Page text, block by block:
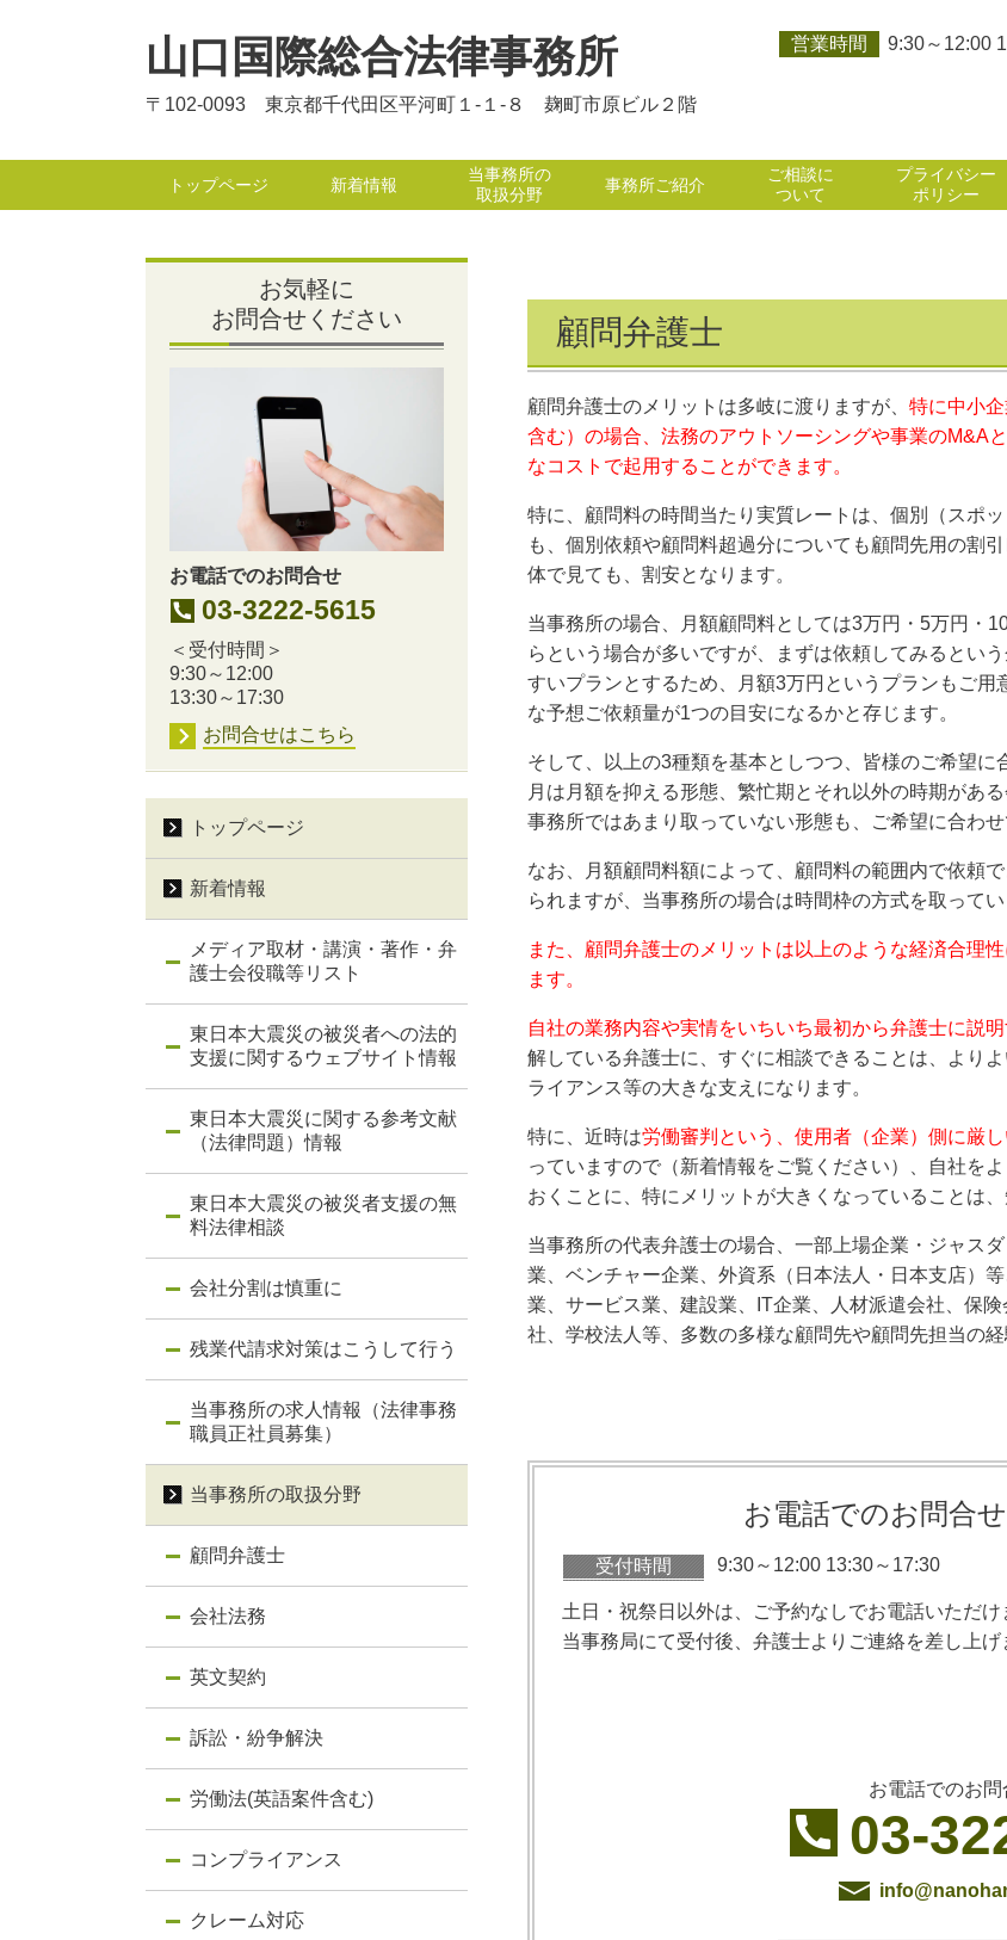
山口国際総合法律事務所
〒102-0093 東京都千代田区平河町１-１-８ 麹町市原ビル２階
営業時間 9:30～12:00
トップページ 新着情報
当事務所の
取扱分野
事務所ご紹介
ご相談に
ついて
プライバシー
ポリシー
顧問弁護士
顧問弁護士のメリットは多岐に渡りますが、 特に中小
含む）の場合、法務のアウトソーシングや事業のM&A
なコストで起用することができます。
特に、顧問料の時間当たり実質レートは、個別（スポ
も、個別依頼や顧問料超過分についても顧問先用の割
体で見ても、割安となります。
当事務所の場合、月額顧問料としては3万円・5万円・
らという場合が多いですが、まずは依頼してみるとい
すいプランとするため、月額3万円というプランもご
な予想ご依頼量が1つの目安になるかと存じます。
そして、以上の3種類を基本としつつ、皆様のご希望
月は月額を抑える形態、繁忙期とそれ以外の時期があ
事務所ではあまり取っていない形態も、ご希望に合わ
なお、月額顧問料額によって、顧問料の範囲内で依頼
られますが、当事務所の場合は時間枠の方式を取って
また、顧問弁護士のメリットは以上のような経済合理
ます。
自社の業務内容や実情をいちいち最初から弁護士に説
解している弁護士に、すぐに相談できることは、より
ライアンス等の大きな支えになります。
特に、近時は労働審判という、使用者（企業）側に厳
っていますので（新着情報をご覧ください）、自社を
おくことに、特にメリットが大きくなっていることは
当事務所の代表弁護士の場合、一部上場企業・ジャス
業、ベンチャー企業、外資系（日本法人・日本支店）
業、サービス業、建設業、
IT企業、人材派遣会社、保
社、学校法人等、多数の多様な顧問先や顧問先担当の
お電話でのお問合
受付時間 9:30～12:00 13:30～17:30
土日・祝祭日以外は、ご予約なしでお電話いただけ
当事務局にて受付後、弁護士よりご連絡を差し上げ
お電話でのお
03-
お気軽に
お問合せください
お電話でのお問合せ
03-3222-5615
＜受付時間＞
9:30～12:00
13:30～17:30
お問合せはこちら
トップページ
新着情報
メディア取材・講演・著作・弁
護士会役職等リスト
東日本大震災の被災者への法的
支援に関するウェブサイト情報
東日本大震災に関する参考文献
（法律問題）情報
東日本大震災の被災者支援の無
料法律相談
会社分割は慎重に
残業代請求対策はこうして行う
当事務所の求人情報（法律事務
職員正社員募集）
当事務所の取扱分野
顧問弁護士
会社法務
英文契約
訴訟・紛争解決
労働法(英語案件含む)
コンプライアンス
クレーム対応